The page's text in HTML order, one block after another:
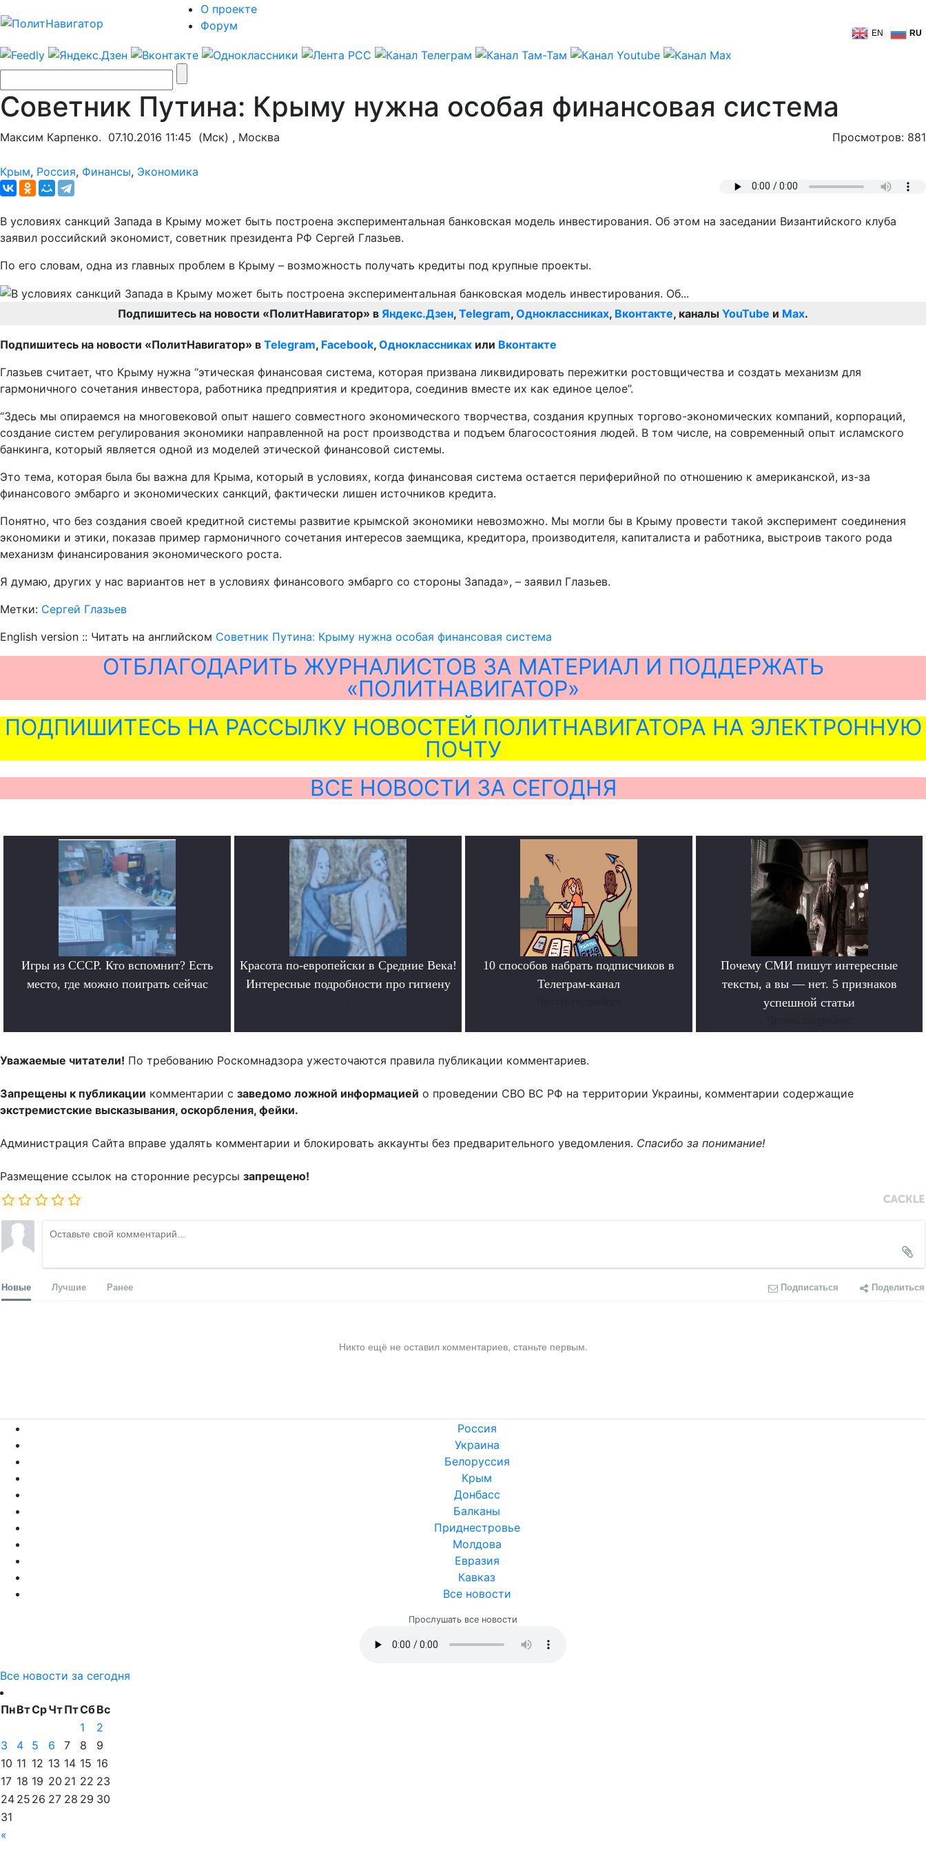
О проекте
Форум
EN RU
Советник Путина: Крыму нужна особая финансовая система
Максим Карпенко. 07.10.2016 11:45 (Мск) , Москва Просмотров: 881
Крым, Россия, Финансы, Экономика
В условиях санкций Запада в Крыму может быть построена экспериментальная банковская модель инвестирования. Об этом на заседании Византийского клуба
заявил российский экономист, советник президента РФ Сергей Глазьев.
По его словам, одна из главных проблем в Крыму – возможность получать кредиты под крупные проекты.
Подпишитесь на новости «ПолитНавигатор» в Яндекс.Дзен, Telegram, Одноклассниках, Вконтакте, каналы YouTube и Max.
Подпишитесь на новости «ПолитНавигатор» в Telegram, Facebook, Одноклассниках или Вконтакте
Глазьев считает, что Крыму нужна “этическая финансовая система, которая призвана ликвидировать пережитки ростовщичества и создать механизм для
гармоничного сочетания инвестора, работника предприятия и кредитора, соединив вместе их как единое целое”.
“Здесь мы опираемся на многовековой опыт нашего совместного экономического творчества, создания крупных торгово-экономических компаний, корпораций,
создание систем регулирования экономики направленной на рост производства и подъем благосостояния людей. В том числе, на современный опыт исламского
банкинга, который является одной из моделей этической финансовой системы.
Это тема, которая была бы важна для Крыма, который в условиях, когда финансовая система остается периферийной по отношению к американской, из-за
финансового эмбарго и экономических санкций, фактически лишен источников кредита.
Понятно, что без создания своей кредитной системы развитие крымской экономики невозможно. Мы могли бы в Крыму провести такой эксперимент соединения
экономики и этики, показав пример гармоничного сочетания интересов заемщика, кредитора, производителя, капиталиста и работника, выстроив такого рода
механизм финансирования экономического роста.
Я думаю, других у нас вариантов нет в условиях финансового эмбарго со стороны Запада», – заявил Глазьев.
Метки: Сергей Глазьев
English version :: Читать на английском Советник Путина: Крыму нужна особая финансовая система
ОТБЛАГОДАРИТЬ ЖУРНАЛИСТОВ ЗА МАТЕРИАЛ И ПОДДЕРЖАТЬ
«ПОЛИТНАВИГАТОР»
ПОДПИШИТЕСЬ НА РАССЫЛКУ НОВОСТЕЙ ПОЛИТНАВИГАТОРА НА ЭЛЕКТРОННУЮ
ПОЧТУ
ВСЕ НОВОСТИ ЗА СЕГОДНЯ
Игры из СССР. Кто вспомнит? Есть
место, где можно поиграть сейчас
Красота по-европейски в Средние Века!
Интересные подробности про гигиену
10 способов набрать подписчиков в
Телеграм-канал
Почему СМИ пишут интересные
тексты, а вы — нет. 5 признаков
успешной статьи
Уважаемые читатели! По требованию Роскомнадзора ужесточаются правила публикации комментариев.
Запрещены к публикации комментарии с заведомо ложной информацией о проведении СВО ВС РФ на территории Украины, комментарии содержащие
экстремистские высказывания, оскорбления, фейки.
Администрация Сайта вправе удалять комментарии и блокировать аккаунты без предварительного уведомления. Спасибо за понимание!
Размещение ссылок на сторонние ресурсы запрещено!
Новые Лучшие Ранее Подписаться Поделиться
Никто ещё не оставил комментариев, станьте первым.
Россия
Украина
Белоруссия
Крым
Донбасс
Балканы
Приднестровье
Молдова
Евразия
Кавказ
Все новости
Прослушать все новости
Все новости за сегодня
ПнВтСрЧтПтСбВс
«
1
2
3
4 5 6 7 8
9
10 11 12 13 14 15 16
17 18 19 20 21 22 23
24 25 26 27 28 29 30
31